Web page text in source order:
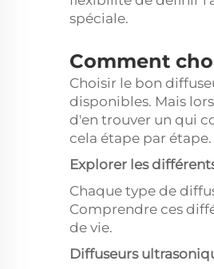
spéciale.
Comment
Choisir le bon
disponibles. Mais
d'en trouver un qui
cela étape par étape.
Explorer les
Chaque type de
Comprendre ces
de vie.
Diffuseurs